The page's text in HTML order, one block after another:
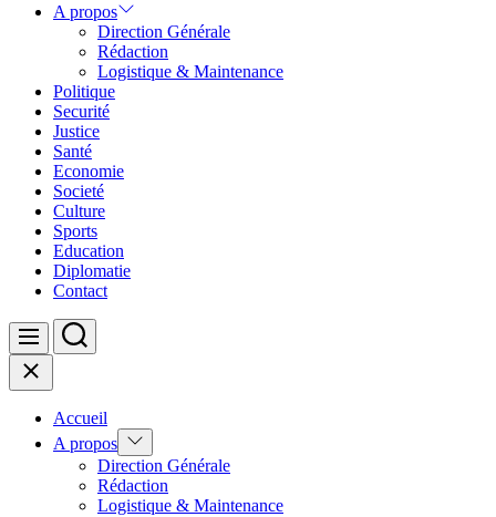
A propos
Direction Générale
Rédaction
Logistique & Maintenance
Politique
Securité
Justice
Santé
Economie
Societé
Culture
Sports
Education
Diplomatie
Contact
Menu Search
Close
Accueil
A propos Show
sub
menu
Direction Générale
Rédaction
Logistique & Maintenance